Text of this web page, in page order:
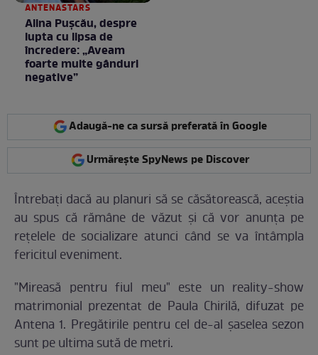
ANTENASTARS
Alina Pușcău, despre
lupta cu lipsa de
încredere: „Aveam
foarte multe gânduri
negative”
Adaugă-ne ca sursă preferată în Google
Urmărește SpyNews pe Discover
Întrebaţi dacă au planuri să se căsătorească, aceştia
au spus că rămâne de văzut şi că vor anunţa pe
reţelele de socializare atunci când se va întâmpla
fericitul eveniment.
"Mireasă pentru fiul meu" este un reality-show
matrimonial prezentat de Paula Chirilă, difuzat pe
Antena 1. Pregătirile pentru cel de-al şaselea sezon
sunt pe ultima sută de metri.